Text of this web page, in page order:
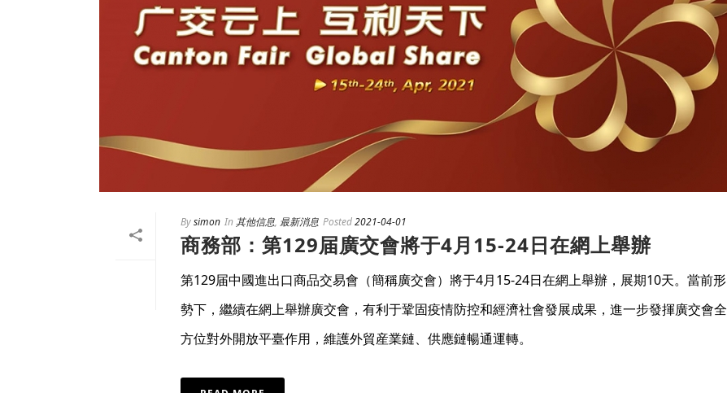
Bysimon In其他信息, 最新消息 Posted2021-04-01
商務部：第129届廣交會將于4月15-24日在網上舉辦
第129届中國進出口商品交易會（簡稱廣交會）將于4月15-24日在網上舉辦，展期10天。當前形
勢下，繼續在網上舉辦廣交會，有利于鞏固疫情防控和經濟社會發展成果，進一步發揮廣交會全
方位對外開放平臺作用，維護外貿産業鏈、供應鏈暢通運轉。